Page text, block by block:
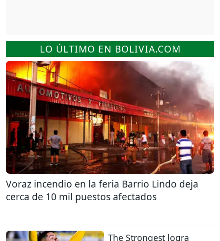
LO ÚLTIMO EN BOLIVIA.COM
Voraz incendio en la feria Barrio Lindo deja
cerca de 10 mil puestos afectados
The Strongest logra